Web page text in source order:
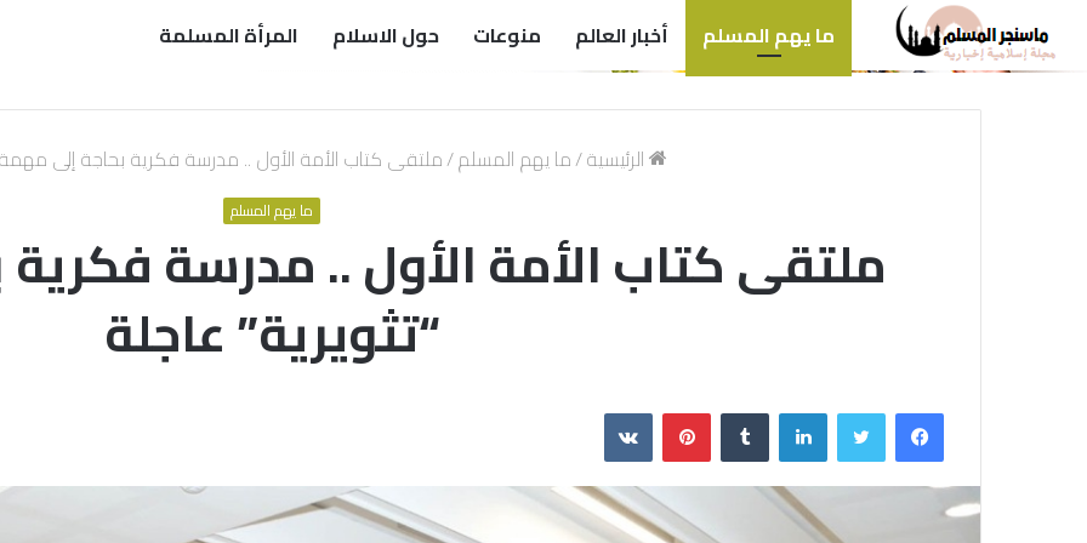
ما يهم المسلم أخبار العالم منوعات حول الاسلام المرأة المسلمة
الرئيسية/ما يهم المسلم/ملتقى كتاب الأمة الأول .. مدرسة فكرية بحاجة إلى مهمة
ما يهم المسلم
ملتقى كتاب الأمة الأول .. مدرسة
“تثويرية” عاجلة
فيسبوكتويتر لينكدإن بينتيريست